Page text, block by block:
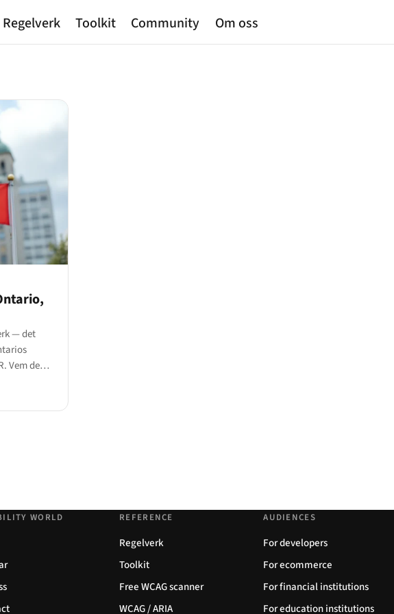
Regelverk Toolkit Community Om oss
— det
Vem de
WORLD REFERENCE
Regelverk
Toolkit
Free WCAG scanner
WCAG / ARIA
AUDIENCES
For developers
For ecommerce
For financial institutions
For education institutions